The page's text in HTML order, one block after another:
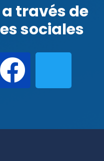
través de
sociales